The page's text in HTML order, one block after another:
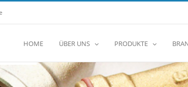
HOME ÜBER UNS PRODUKTE